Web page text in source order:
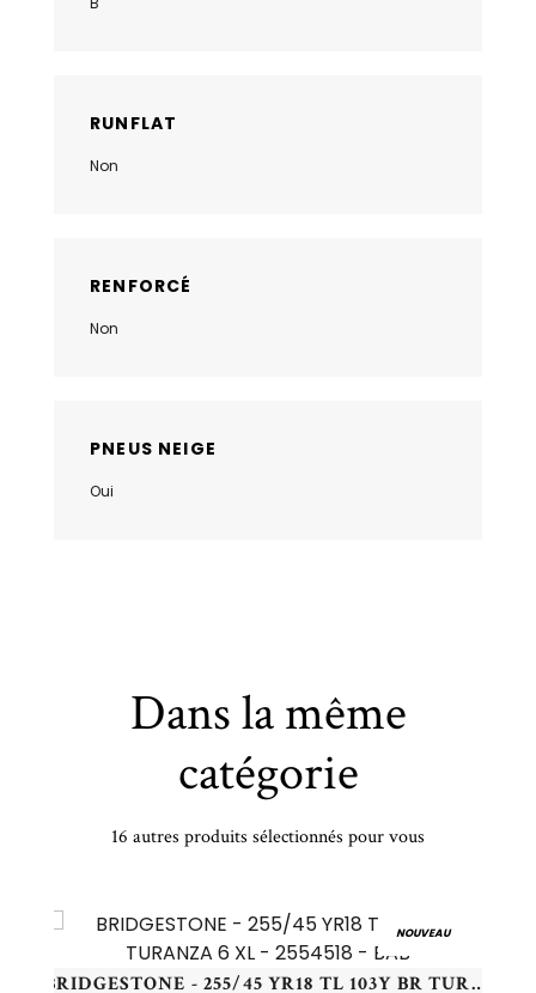
RUNFLAT
Non
RENFORCÉ
Non
PNEUS NEIGE
Oui
Dans la même
catégorie
16 autres produits sélectionnés pour vous
NOUVEAU
BRIDGESTONE - 255/45 YR18 TL 103Y BR TURANZA 6 XL - 2554518 - BAB